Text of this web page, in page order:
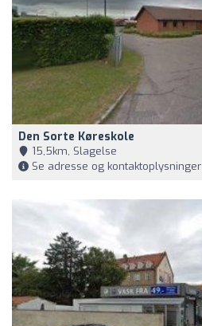
Den Sorte Køreskole
15,5km, Slagelse
Se adresse og kontaktoplysninger